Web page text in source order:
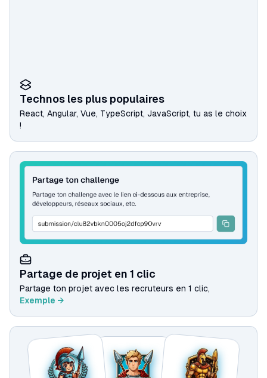
Technos les plus populaires
React, Angular, Vue, TypeScript, JavaScript, tu as le choix
!
Partage de projet en 1 clic
Partage ton projet avec les recruteurs en 1 clic,
Exemple →